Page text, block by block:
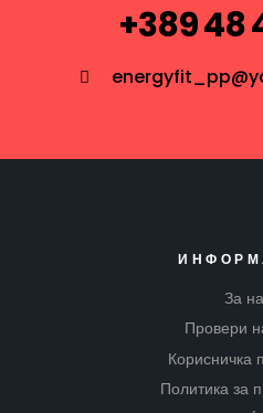
+389 48
За
Провери
Корисничка
Политика за